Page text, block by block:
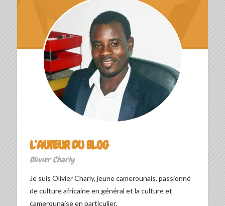
L’AUTEUR DU BLOG
Olivier Charly
Je suis Olivier Charly, jeune camerounais, passionné
de culture africaine en général et la culture et
camerounaise en particulier.